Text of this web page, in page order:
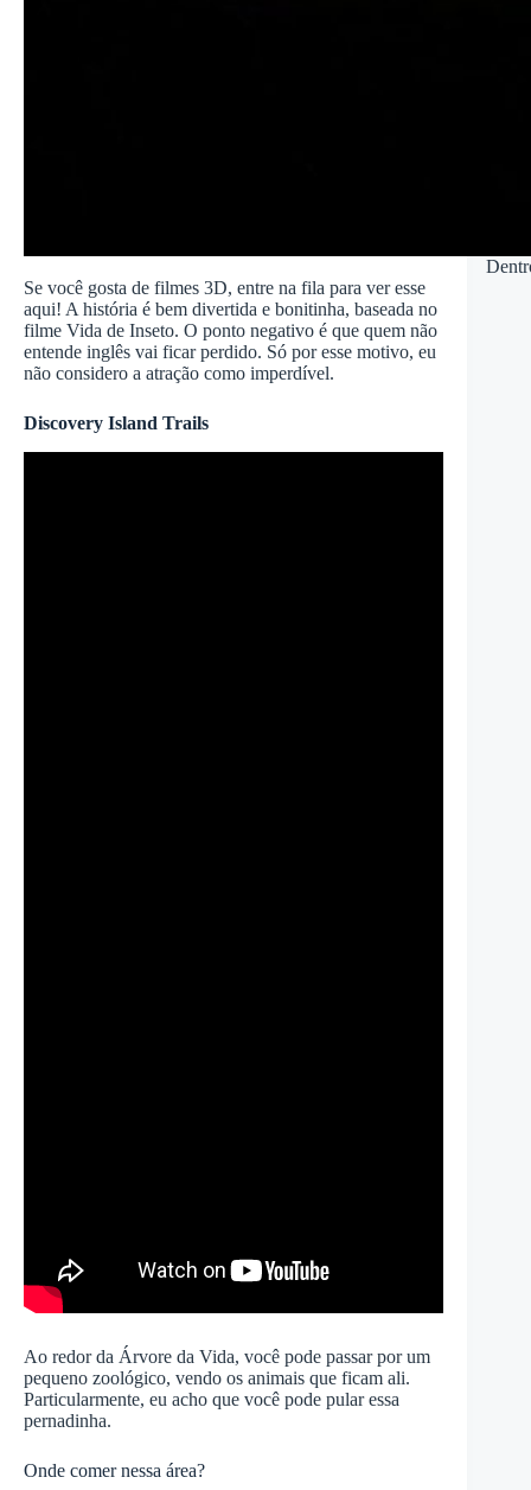
Se você gosta de filmes 3D, entre na fila para ver esse
aqui! A história é bem divertida e bonitinha, baseada no
filme Vida de Inseto. O ponto negativo é que quem não
entende inglês vai ficar perdido. Só por esse motivo, eu
não considero a atração como imperdível.
Discovery Island Trails
Ao redor da Árvore da Vida, você pode passar por um
pequeno zoológico, vendo os animais que ficam ali.
Particularmente, eu acho que você pode pular essa
pernadinha.
Onde comer nessa área?